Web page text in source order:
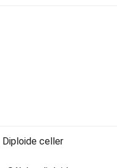
celler